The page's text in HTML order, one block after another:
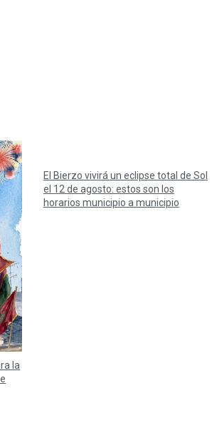
la
El Bierzo vivirá un eclipse total de Sol
el 12 de agosto: estos son los
horarios municipio a municipio